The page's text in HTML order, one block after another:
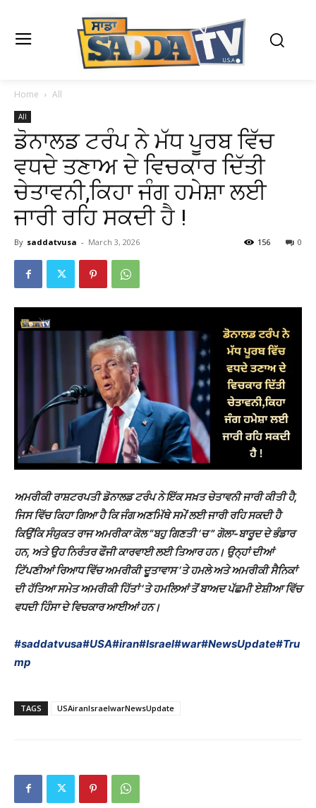
Home All
All
ਡੋਨਾਲਡ ਟਰੰਪ ਨੇ ਮੱਧ ਪੂਰਬ ਵਿੱਚ
ਵਧਦੇ ਤਣਾਅ ਦੇ ਵਿਚਕਾਰ ਦਿੱਤੀ
ਚੇਤਾਵਨੀ,ਕਿਹਾ ਜੰਗ ਹਮੇਸ਼ਾ ਲਈ
ਜਾਰੀ ਰਹਿ ਸਕਦੀ ਹੈ !
By saddatvusa - March 3, 2026 0
156
ਅਮਰੀਕੀ ਰਾਸ਼ਟਰਪਤੀ ਡੋਨਾਲਡ ਟਰੰਪ ਨੇ ਇੱਕ ਸਖ਼ਤ ਚੇਤਾਵਨੀ ਜਾਰੀ ਕੀਤੀ ਹੈ,
ਜਿਸ ਵਿੱਚ ਕਿਹਾ ਗਿਆ ਹੈ ਕਿ ਜੰਗ ਅਣਮਿੱਥੇ ਸਮੇਂ ਲਈ ਜਾਰੀ ਰਹਿ ਸਕਦੀ ਹੈ
ਕਿਉਂਕਿ ਸੰਯੁਕਤ ਰਾਜ ਅਮਰੀਕਾ ਕੋਲ “ਬਹੁ ਗਿਣਤੀ ‘ਚ ” ਗੋਲਾ-ਬਾਰੂਦ ਦੇ ਭੰਡਾਰ
ਹਨ, ਅਤੇ ਉਹ ਨਿਰੰਤਰ ਫੌਜੀ ਕਾਰਵਾਈ ਲਈ ਤਿਆਰ ਹਨ। ਉਨ੍ਹਾਂ ਦੀਆਂ
ਟਿੱਪਣੀਆਂ ਰਿਆਧ ਵਿੱਚ ਅਮਰੀਕੀ ਦੂਤਾਵਾਸ ‘ਤੇ ਹਮਲੇ ਅਤੇ ਅਮਰੀਕੀ ਸੈਨਿਕਾਂ
ਦੀ ਹੱਤਿਆ ਸਮੇਤ ਅਮਰੀਕੀ ਹਿੱਤਾਂ ‘ਤੇ ਹਮਲਿਆਂ ਤੋਂ ਬਾਅਦ ਪੱਛਮੀ ਏਸ਼ੀਆ ਵਿੱਚ
ਵਧਦੀ ਹਿੰਸਾ ਦੇ ਵਿਚਕਾਰ ਆਈਆਂ ਹਨ।
#saddatvusa#USA#iran#Israel#war#NewsUpdate#Tru
mp
TAGS USAiranIsraelwarNewsUpdate